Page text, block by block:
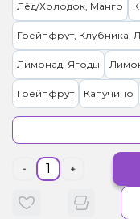
Лёд/Холодок, Манго
Грейпфрут, Клубника,
Лимонад, Ягоды
Грейпфрут Капучино
Вишня/Черешня,
Бузина, Лимонад
Лайм, Лимон, Лимонад
- +